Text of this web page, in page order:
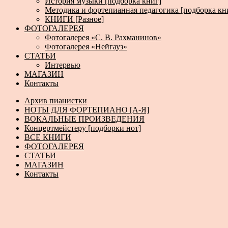
Методика и фортепианная педагогика [подборка
КНИГИ [Разное]
ФОТОГАЛЕРЕЯ
Фотогалерея «С. В. Рахманинов»
Фотогалерея «Нейгауз»
СТАТЬИ
Интервью
МАГАЗИН
Контакты
Архив пианистки
НОТЫ ДЛЯ ФОРТЕПИАНО [А-Я]
ВОКАЛЬНЫЕ ПРОИЗВЕДЕНИЯ
Концертмейстеру [подборки нот]
ВСЕ КНИГИ
ФОТОГАЛЕРЕЯ
СТАТЬИ
МАГАЗИН
Контакты